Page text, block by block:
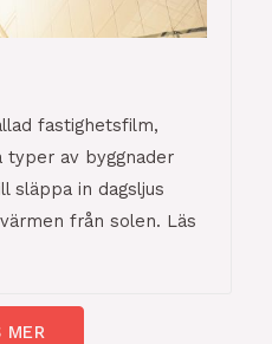
fastighetsfilm,
av byggnader
släppa in dagsljus
från solen. Läs
MER